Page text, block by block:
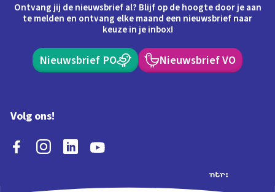
Ontvang jij de nieuwsbrief al? Blijf op de hoogte door je aan
te melden en ontvang elke maand een nieuwsbrief naar
keuze in je inbox!
Nieuwsbrief PO Nieuwsbrief VO
Volg ons!